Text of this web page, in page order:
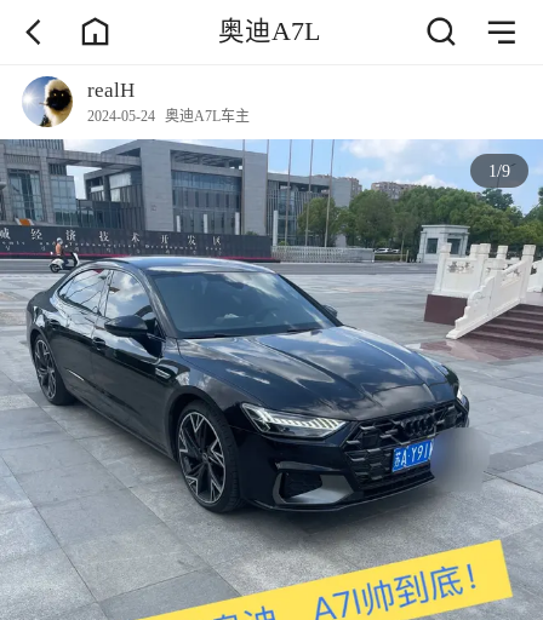
奥迪A7L
realH
2024-05-24 奥迪A7L车主
1/9